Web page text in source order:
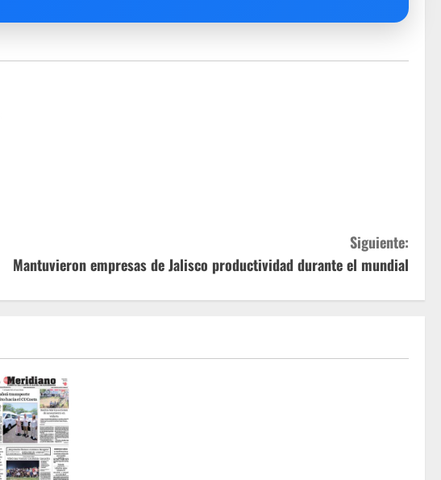
Siguiente:
Mantuvieron empresas de Jalisco productividad durante el mundial